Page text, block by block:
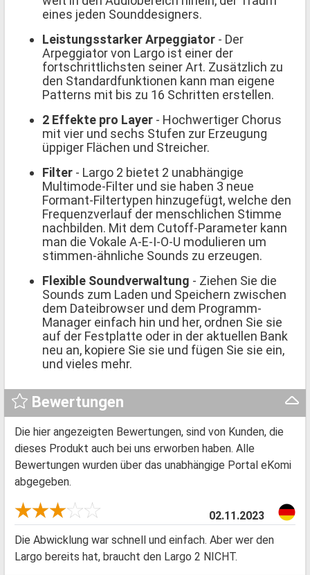
eines jeden Sounddesigners.
Leistungsstarker Arpeggiator - Der
Arpeggiator von Largo ist einer der
fortschrittlichsten seiner Art. Zusätzlich zu
den Standardfunktionen kann man eigene
Patterns mit bis zu 16 Schritten erstellen.
2 Effekte pro Layer - Hochwertiger Chorus
mit vier und sechs Stufen zur Erzeugung
üppiger Flächen und Streicher.
Filter - Largo 2 bietet 2 unabhängige
Multimode-Filter und sie haben 3 neue
Formant-Filtertypen hinzugefügt, welche den
Frequenzverlauf der menschlichen Stimme
nachbilden. Mit dem Cutoff-Parameter kann
man die Vokale A-E-I-O-U modulieren um
stimmen-ähnliche Sounds zu erzeugen.
Flexible Soundverwaltung - Ziehen Sie die
Sounds zum Laden und Speichern zwischen
dem Dateibrowser und dem Programm-
Manager einfach hin und her, ordnen Sie sie
auf der Festplatte oder in der aktuellen Bank
neu an, kopiere Sie sie und fügen Sie sie ein,
und vieles mehr.
Bewertungen
Die hier angezeigten Bewertungen, sind von Kunden, die
dieses Produkt auch bei uns erworben haben. Alle
Bewertungen wurden über das unabhängige Portal eKomi
abgegeben.
02.11.2023
Die Abwicklung war schnell und einfach. Aber wer den
Largo bereits hat, braucht den Largo 2 NICHT.